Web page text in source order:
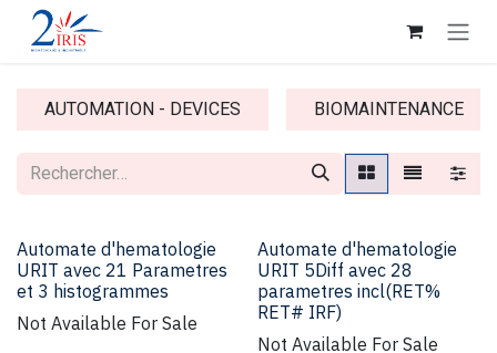
Se rendre au contenu
AUTOMATION - DEVICES BIOMAINTENANCE
Automate d'hematologie
URIT avec 21 Parametres
et 3 histogrammes
Not Available For Sale
Automate d'hematologie
URIT 5Diff avec 28
parametres incl(RET%
RET# IRF)
Not Available For Sale